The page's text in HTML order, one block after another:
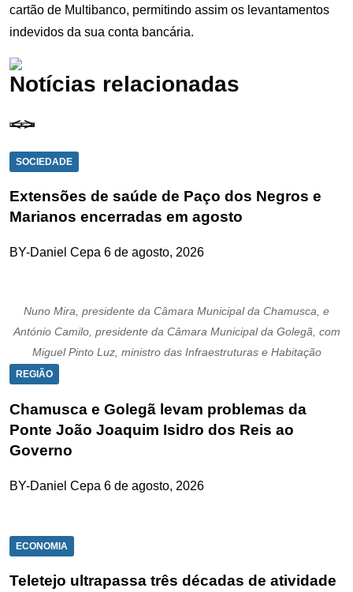
cartão de Multibanco, permitindo assim os levantamentos
indevidos da sua conta bancária.
Notícias relacionadas
SOCIEDADE
Extensões de saúde de Paço dos Negros e
Marianos encerradas em agosto
BY-Daniel Cepa 6 de agosto, 2026
Nuno Mira, presidente da Câmara Municipal da Chamusca, e
António Camilo, presidente da Câmara Municipal da Golegã, com
Miguel Pinto Luz, ministro das Infraestruturas e Habitação
REGIÃO
Chamusca e Golegã levam problemas da
Ponte João Joaquim Isidro dos Reis ao
Governo
BY-Daniel Cepa 6 de agosto, 2026
ECONOMIA
Teletejo ultrapassa três décadas de atividade